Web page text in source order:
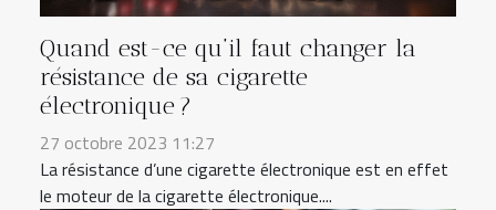
Quand est-ce qu’il faut changer la
résistance de sa cigarette
électronique ?
27 octobre 2023 11:27
La résistance d’une cigarette électronique est en effet
le moteur de la cigarette électronique....